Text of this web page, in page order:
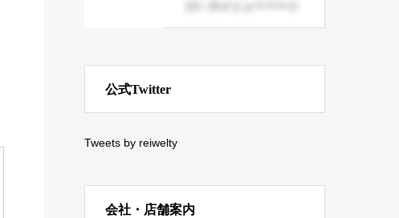
公式Twitter
Tweets by reiwelty
会社・店舗案内